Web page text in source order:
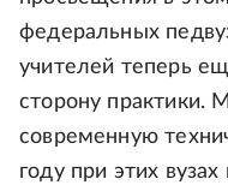
федеральных
учителей теперь
сторону практики.
современную
году при этих